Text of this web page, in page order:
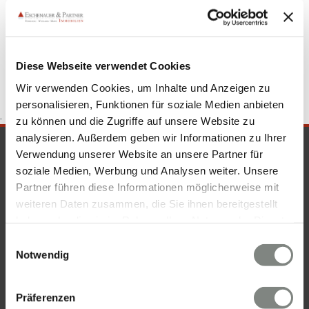
Diese Webseite verwendet Cookies
Wir verwenden Cookies, um Inhalte und Anzeigen zu
personalisieren, Funktionen für soziale Medien anbieten
zu können und die Zugriffe auf unsere Website zu
analysieren. Außerdem geben wir Informationen zu Ihrer
Verwendung unserer Website an unsere Partner für
soziale Medien, Werbung und Analysen weiter. Unsere
Partner führen diese Informationen möglicherweise mit
weiteren Daten zusammen, die Sie ihnen bereitgestellt
Cookies, wenn Sie unsere Webseite weiterhin nutzen.
Notwendig
Präferenzen
Eigentumswohnung Sandhausen
kaufen Sandhausen
Immobilienkauf Sandhausen
.
SICHERHEIT & KOMPETENZ